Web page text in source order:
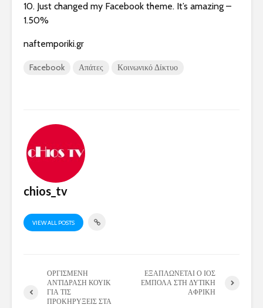
10. Just changed my Facebook theme. It’s amazing –
1.50%
naftemporiki.gr
Facebook Απάτες Κοινωνικό Δίκτυο
chios_tv
VIEW ALL POSTS
ΟΡΓΙΣΜΕΝΗ
ΑΝΤΙΔΡΑΣΗ ΚΟΥΙΚ
ΓΙΑ ΤΙΣ
ΠΡΟΚΗΡΥΞΕΙΣ ΣΤΑ
ΕΞΑΠΛΩΝΕΤΑΙ Ο ΙΟΣ
ΕΜΠΟΛΑ ΣΤΗ ΔΥΤΙΚΗ
ΑΦΡΙΚΗ